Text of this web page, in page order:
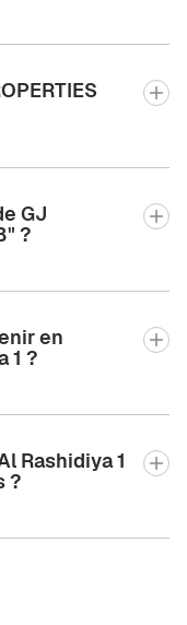
GJ
?
en
1 ?
Rashidiya 1
?